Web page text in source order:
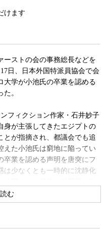
けます
ストの会の事務総長などを
日、日本外国特派員協会で会
大学が小池氏の卒業を認める
。
フィクション作家・石井妙子
身が主張してきたエジプトの
とが指摘され、都議会でも追
えた小池氏は窮地に陥ってい
卒業を認める声明を唐突にフ
は少なくとも一時的に沈静化
が提案したものだったとし
の側近だったA氏がその原案